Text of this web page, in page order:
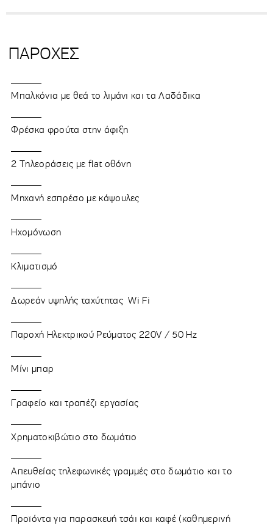
ΠΑΡΟΧΕΣ
Μπαλκόνια με θεά το λιμάνι και τα Λαδάδικα
Φρέσκα φρούτα στην άφιξη
2 Τηλεοράσεις με flat οθόνη
Μηχανή εσπρέσο με κάψουλες
Ηχομόνωση
Κλιματισμό
Δωρεάν υψηλής ταχύτητας Wi Fi
Παροχή Ηλεκτρικού Ρεύματος 220V / 50 Hz
Μίνι μπαρ
Γραφείο και τραπέζι εργασίας
Χρηματοκιβώτιο στο δωμάτιο
Απευθείας τηλεφωνικές γραμμές στο δωμάτιο και το
μπάνιο
Προϊόντα για παρασκευή τσάι και καφέ (καθημερινή